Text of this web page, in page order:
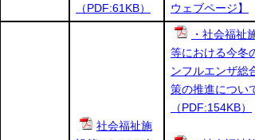
（PDF:61KB）
ウェブページ】
社会福祉施
・社会福祉
等における今冬
ンフルエンザ総
策の推進について
（PDF:154KB）